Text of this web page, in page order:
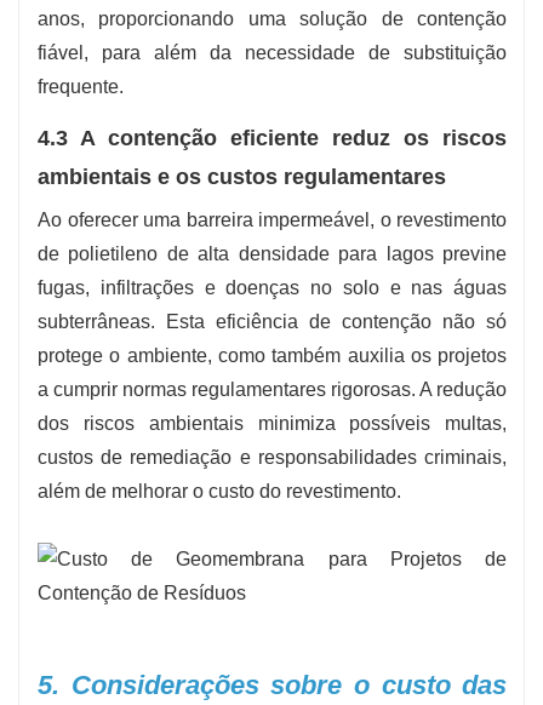
anos, proporcionando uma solução de contenção
fiável, para além da necessidade de substituição
frequente.
4.3 A contenção eficiente reduz os riscos
ambientais e os custos regulamentares
Ao oferecer uma barreira impermeável, o revestimento
de polietileno de alta densidade para lagos previne
fugas, infiltrações e doenças no solo e nas águas
subterrâneas. Esta eficiência de contenção não só
protege o ambiente, como também auxilia os projetos
a cumprir normas regulamentares rigorosas. A redução
dos riscos ambientais minimiza possíveis multas,
custos de remediação e responsabilidades criminais,
além de melhorar o custo do revestimento.
5. Considerações sobre o custo das